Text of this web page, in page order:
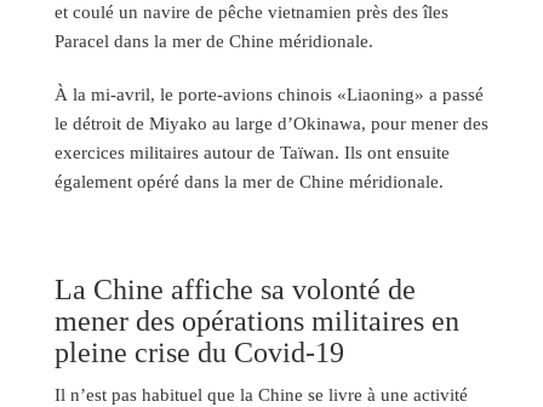
et coulé un navire de pêche vietnamien près des îles
Paracel dans la mer de Chine méridionale.
À la mi-avril, le porte-avions chinois «Liaoning» a passé
le détroit de Miyako au large d’Okinawa, pour mener des
exercices militaires autour de Taïwan. Ils ont ensuite
également opéré dans la mer de Chine méridionale.
La Chine affiche sa volonté de
mener des opérations militaires en
pleine crise du Covid-19
Il n’est pas habituel que la Chine se livre à une activité